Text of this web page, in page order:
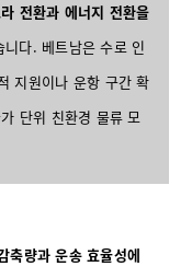
전환과 에너지 전환을
니다. 베트남은 수로 인
지원이나 운항 구간 확
단위 친환경 물류 모
축량과 운송 효율성에